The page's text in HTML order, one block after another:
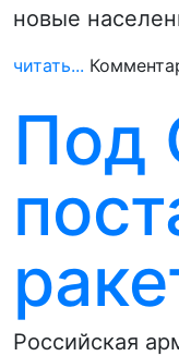
новые
читать...
Под
Российская